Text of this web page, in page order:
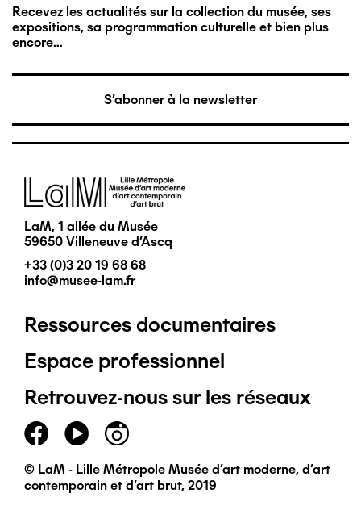
Recevez les actualités sur la collection du musée, ses
expositions, sa programmation culturelle et bien plus
encore…
S'abonner à la newsletter
Image
LaM, 1 allée du Musée
59650 Villeneuve d'Ascq
+33 (0)3 20 19 68 68
info@musee-lam.fr
Pied
de
page
principal
Ressources documentaires
Espace professionnel
Retrouvez-nous sur les réseaux
© LaM - Lille Métropole Musée d'art moderne, d'art
contemporain et d'art brut, 2019